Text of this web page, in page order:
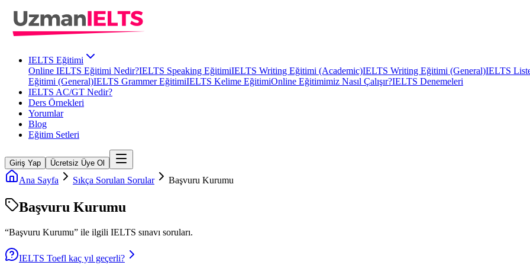
IELTS Eğitimi
Online IELTS Eğitimi Nedir?IELTS Speaking EğitimiIELTS Writing Eğitimi (Academic)IELTS Writing Eğitimi (General)IELTS
Eğitimi (General)IELTS Grammer EğitimiIELTS Kelime EğitimiOnline Eğitimimiz Nasıl Çalışır?IELTS Denemeleri
IELTS AC/GT Nedir?
Ders Örnekleri
Yorumlar
Blog
Eğitim Setleri
Giriş Yap Ücretsiz Üye Ol
Ana Sayfa Sıkça Sorulan Sorular Başvuru Kurumu
Başvuru Kurumu
“Başvuru Kurumu” ile ilgili IELTS sınavı soruları.
IELTS Toefl kaç yıl geçerli?